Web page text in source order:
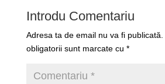
Introdu Comentariu
Adresa ta de email nu va fi publicată.
obligatorii sunt marcate cu *